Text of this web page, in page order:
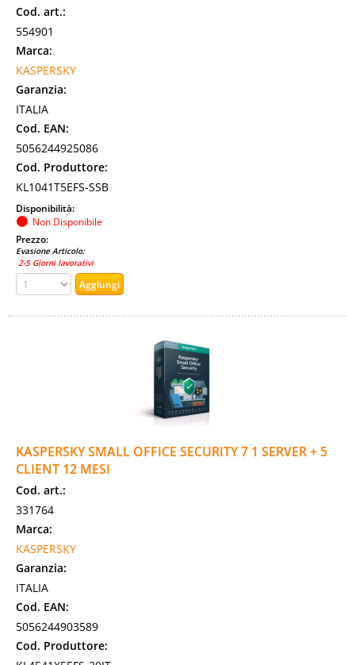
Cod. art.:
554901
Marca:
KASPERSKY
Garanzia:
ITALIA
Cod. EAN:
5056244925086
Cod. Produttore:
KL1041T5EFS-SSB
Disponibilità:
Non Disponibile
Prezzo:
Evasione Articolo:
2-5 Giorni lavorativi
KASPERSKY SMALL OFFICE SECURITY 7 1 SERVER + 5
CLIENT 12 MESI
Cod. art.:
331764
Marca:
KASPERSKY
Garanzia:
ITALIA
Cod. EAN:
5056244903589
Cod. Produttore: